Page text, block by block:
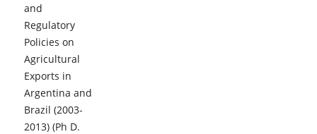
and
Regulatory
Policies on
Agricultural
Exports in
Argentina and
Brazil (2003-
2013) (Ph D.